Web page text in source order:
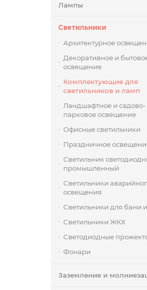
Лампы
Светильники
Архитектурное
Декоративное и
освещение
Комплектующие для
светильников и ламп
Ландшафтное и садово-
парковое освещение
Офисные светильники
Праздничное
Светильник
промышленный
Светильники
освещения
Светильники для бани
Светильники ЖКХ
Светодиодные
Фонари
Заземление и